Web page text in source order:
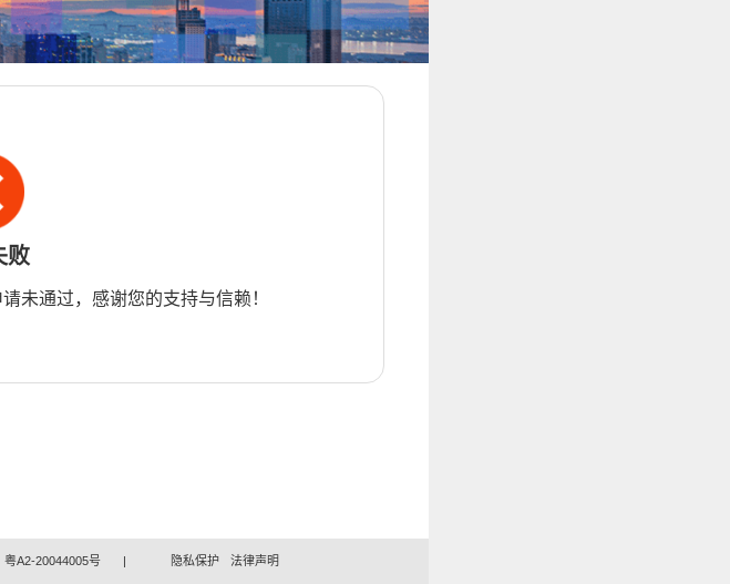
败
未通过，感谢您的支持与信赖！
A2-20044005号 | 隐私保护 法律声明